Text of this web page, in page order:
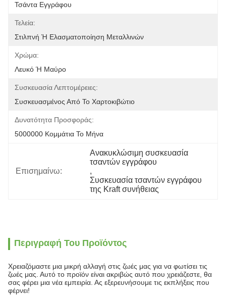
Τσάντα Εγγράφου
Τελεία:
Στιλπνή Ή Ελασματοποίηση Μεταλλινών
Χρώμα:
Λευκό Ή Μαύρο
Συσκευασία Λεπτομέρειες:
Συσκευασμένος Από Το Χαρτοκιβώτιο
Δυνατότητα Προσφοράς:
5000000 Κομμάτια Το Μήνα
Επισημαίνω:
Ανακυκλώσιμη συσκευασία
τσαντών εγγράφου
,
Συσκευασία τσαντών εγγράφου
της Kraft συνήθειας
Περιγραφή Του Προϊόντος
Χρειαζόμαστε μια μικρή αλλαγή στις ζωές μας για να φωτίσει τις
ζωές μας. Αυτό το προϊόν είναι ακριβώς αυτό που χρειάζεστε, θα
σας φέρει μια νέα εμπειρία. Ας εξερευνήσουμε τις εκπλήξεις που
φέρνει!